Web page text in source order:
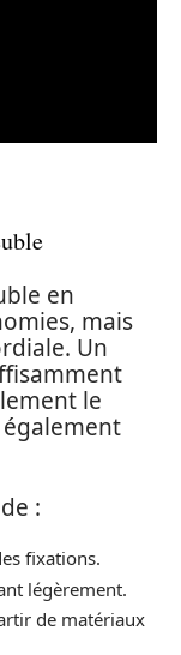
en
mais
Un
le
:
fixations.
légèrement.
de matériaux